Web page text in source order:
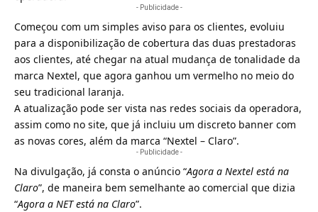
- Publicidade -
Começou com um simples aviso para os clientes, evoluiu
para a disponibilização de cobertura das duas prestadoras
aos clientes, até chegar na atual mudança de tonalidade da
marca Nextel, que agora ganhou um vermelho no meio do
seu tradicional laranja.
A atualização pode ser vista nas redes sociais da operadora,
assim como no site, que já incluiu um discreto banner com
as novas cores, além da marca “Nextel – Claro”.
- Publicidade -
Na divulgação, já consta o anúncio “Agora a Nextel está na
Claro”, de maneira bem semelhante ao comercial que dizia
“Agora a NET está na Claro”.